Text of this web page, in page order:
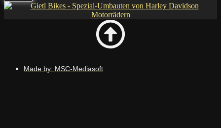
Made by: MSC-Mediasoft